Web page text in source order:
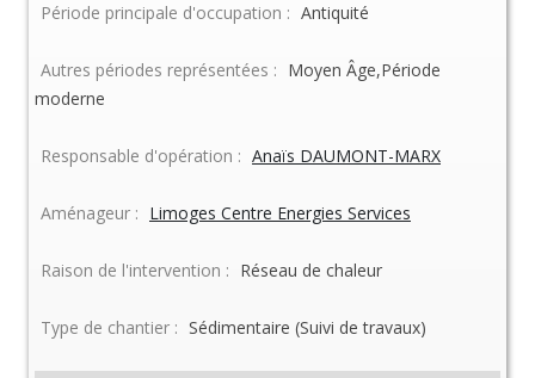
Période principale d'occupation : Antiquité
Autres périodes représentées : Moyen Âge,Période
moderne
Responsable d'opération : Anaïs DAUMONT-MARX
Aménageur : Limoges Centre Energies Services
Raison de l'intervention : Réseau de chaleur
Type de chantier : Sédimentaire (Suivi de travaux)